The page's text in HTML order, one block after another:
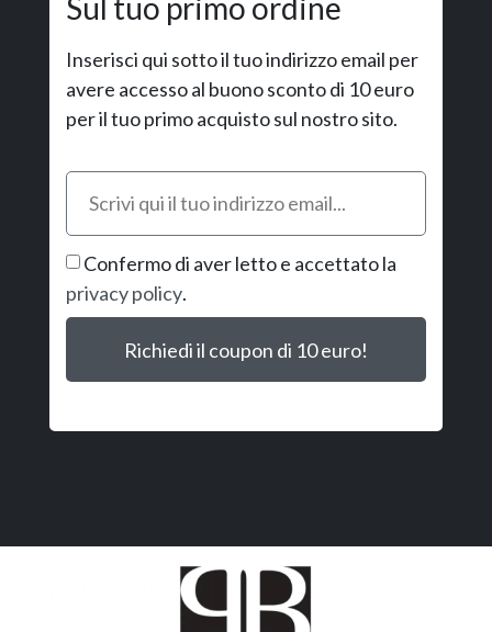
Sul tuo primo ordine
Inserisci qui sotto il tuo indirizzo email per
avere accesso al buono sconto di 10 euro
per il tuo primo acquisto sul nostro sito.
Confermo di aver letto e accettato la
privacy policy.
Richiedi il coupon di 10 euro!